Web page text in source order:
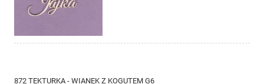
872 TEKTURKA - WIANEK Z KOGUTEM G6